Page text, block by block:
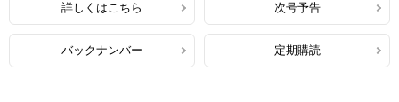
詳しくはこちら 次号予告
バックナンバー 定期購読